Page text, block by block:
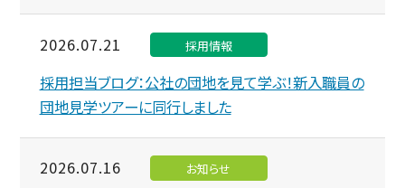
2026.07.21 採用情報
採用担当ブログ：公社の団地を見て学ぶ！新入職員の
団地見学ツアーに同行しました
2026.07.16 お知らせ